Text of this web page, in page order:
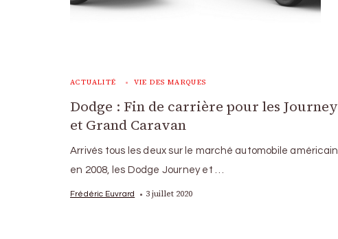
ACTUALITÉ VIE DES MARQUES
Dodge : Fin de carrière pour les Journey
et Grand Caravan
Arrivés tous les deux sur le marché automobile américain
en 2008, les Dodge Journey et …
Frédéric Euvrard 3 juillet 2020